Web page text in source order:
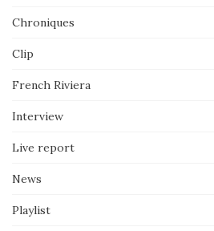
Chroniques
Clip
French Riviera
Interview
Live report
News
Playlist